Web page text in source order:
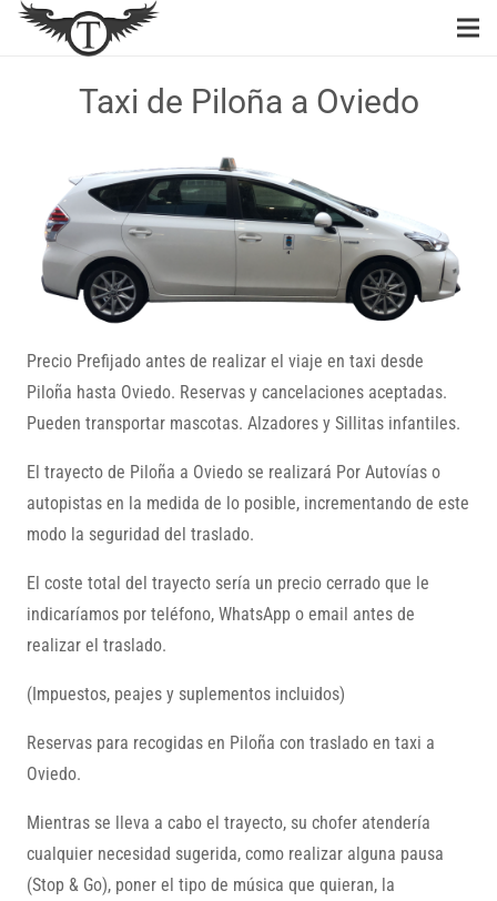
Taxi de Piloña a Oviedo
Precio Prefijado antes de realizar el viaje en taxi desde
Piloña hasta Oviedo. Reservas y cancelaciones aceptadas.
Pueden transportar mascotas. Alzadores y Sillitas infantiles.
El trayecto de Piloña a Oviedo se realizará Por Autovías o
autopistas en la medida de lo posible, incrementando de este
modo la seguridad del traslado.
El coste total del trayecto sería un precio cerrado que le
indicaríamos por teléfono, WhatsApp o email antes de
realizar el traslado.
(Impuestos, peajes y suplementos incluidos)
Reservas para recogidas en Piloña con traslado en taxi a
Oviedo.
Mientras se lleva a cabo el trayecto, su chofer atendería
cualquier necesidad sugerida, como realizar alguna pausa
(Stop & Go), poner el tipo de música que quieran, la